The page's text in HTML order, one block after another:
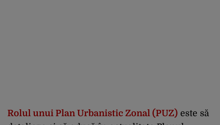
Rolul unui Plan Urbanistic Zonal (PUZ) este să